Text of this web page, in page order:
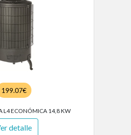
199.07€
L4 ECONÓMICA 14,8 KW
detalle